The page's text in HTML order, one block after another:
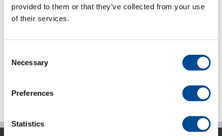
provided to them or that they’ve collected from your use
of their services.
Selection
Necessary
Preferences
Statistics
1 2